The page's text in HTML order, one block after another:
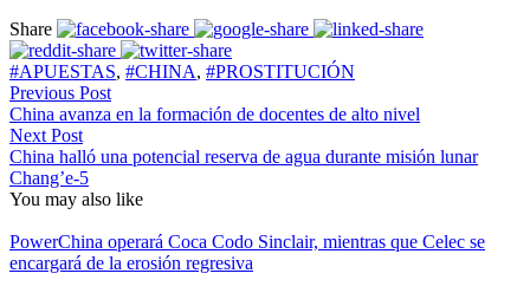
Share
#APUESTAS, #CHINA, #PROSTITUCIÓN
Previous Post
China avanza en la formación de docentes de alto nivel
Next Post
China halló una potencial reserva de agua durante misión lunar
Chang’e-5
You may also like
PowerChina operará Coca Codo Sinclair, mientras que Celec se
encargará de la erosión regresiva